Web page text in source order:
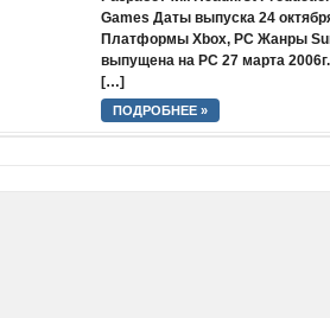
Games Даты выпуска 24
Платформы Xbox, РС Жанры
выпущена на PC 27 марта
[…]
ПОДРОБНЕЕ »